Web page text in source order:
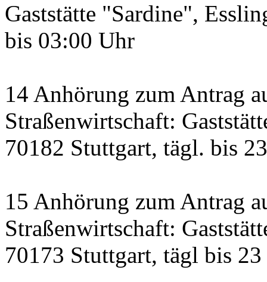
Gaststätte "Sardine",
bis 03:00 Uhr
14 Anhörung zum Antrag
Straßenwirtschaft:
70182 Stuttgart, tägl. bis
15 Anhörung zum Antrag
Straßenwirtschaft:
70173 Stuttgart, tägl bis